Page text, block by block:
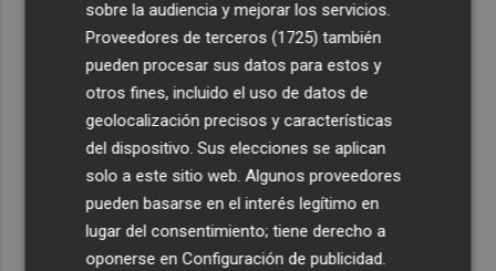
sobre la audiencia y mejorar los servicios.
Proveedores de terceros (1725) también
pueden procesar sus datos para estos y
otros fines, incluido el uso de datos de
geolocalización precisos y características
del dispositivo. Sus elecciones se aplican
solo a este sitio web. Algunos proveedores
pueden basarse en el interés legítimo en
lugar del consentimiento; tiene derecho a
oponerse enConfiguración de publicidad.